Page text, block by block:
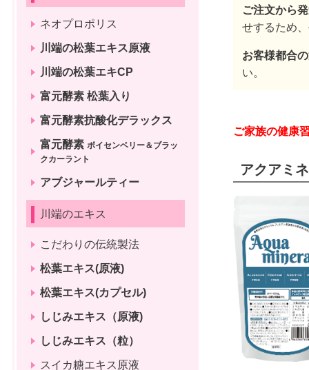
ご注文から
せするため、
お客様都合
い。
ご家族の健康
アクアミ
ネオプロポリス
川端の松葉エキス原液
川端の松葉エキCP
富元酵素 松葉入り
富元酵素抗酸化デラックス
富元酵素 ボイセンベリー＆ブラッ
クカーラント
アブジャールティー
川端のエキス
こだわりの伝統製法
松葉エキス(原液)
松葉エキス(カプセル)
しじみエキス（原液)
しじみエキス（粒）
スイカ糖エキス原液